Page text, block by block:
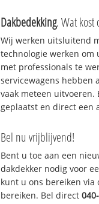
Dakbedekking. Wat kost
Wij werken uitsluitend
technologie werken om
met professionals te
servicewagens hebben
vaak meteen
geplaatst en direct een
Bel nu vrijblijvend!
Bent u toe aan een
dakdekker nodig voor
kunt u ons bereiken
bereiken. Bel direct